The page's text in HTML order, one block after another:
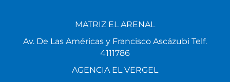
MATRIZ EL ARENAL
Av. De Las Américas y Francisco Ascázubi Telf.
4111786
AGENCIA EL VERGEL